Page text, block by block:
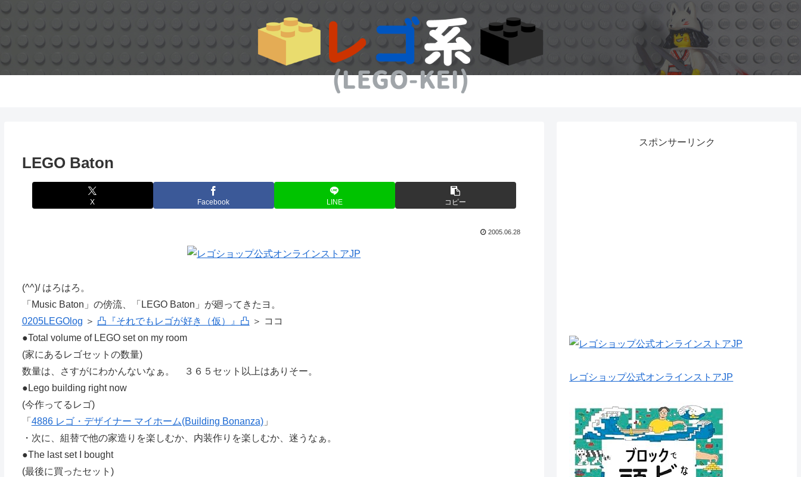
LEGO Baton
X Facebook LINE コピー
2005.06.28
(^^)/ はろはろ。
「Music Baton」の傍流、「LEGO Baton」が廻ってきたヨ。
0205LEGOlog ＞ 凸『それでもレゴが好き（仮）』凸 ＞ ココ
●Total volume of LEGO set on my room
(家にあるレゴセットの数量)
数量は、さすがにわかんないなぁ。 ３６５セット以上はありそー。
●Lego building right now
(今作ってるレゴ)
「 4886 レゴ・デザイナー マイホーム(Building Bonanza)」
・次に、組替で他の家造りを楽しむか、内装作りを楽しむか、迷うなぁ。
●The last set I bought
(最後に買ったセット)
スポンサーリンク
レゴショップ公式オンラインストアJP